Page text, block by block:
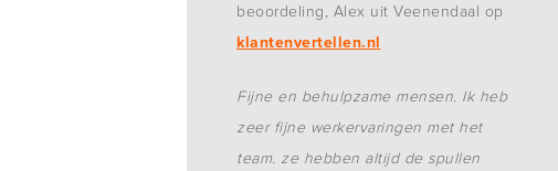
beoordeling, Alex uit Veenendaal op
klantenvertellen.nl
Fijne en behulpzame mensen. Ik heb
zeer fijne werkervaringen met het
team. ze hebben altijd de spullen